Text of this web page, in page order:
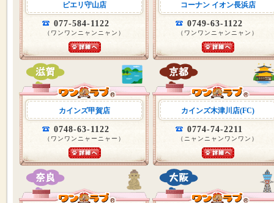
ピエリ守山店
077-584-1122
（ワンワンニャンニャン）
コーナン イオン長浜店
0749-63-1122
（ワンワンニャンニャン）
カインズ甲賀店
0748-63-1122
（ワンワンニャーニャー）
カインズ木津川店(FC)
0774-74-2211
（ニャンニャンワンワン）